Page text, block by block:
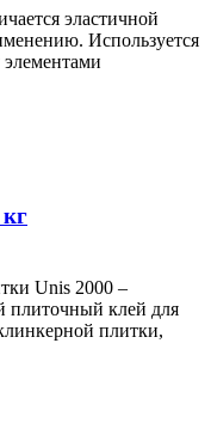
эластичной
Используется
Unis 2000 –
плиточный клей для
плитки,